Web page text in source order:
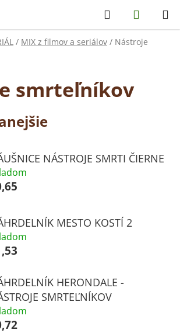
Hľadať
KOŠÍK
/ MIX z filmov a seriálov / Nástroje
smrteľníkov
NÁSTROJE SMRTI ČIERNE
MESTO KOSTÍ 2
HERONDALE -
SMRTEĽNÍKOV